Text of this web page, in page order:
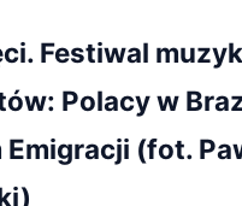
Festiwal
Polacy w
(fot.